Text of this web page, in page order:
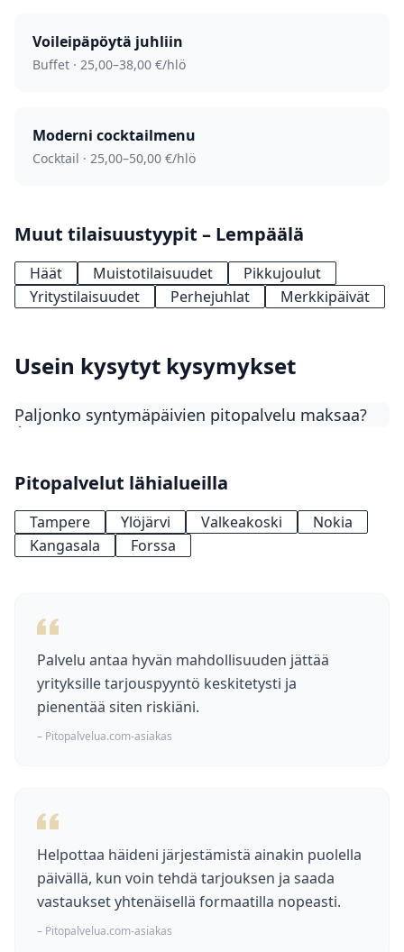
Voileipäpöytä juhliin
Buffet · 25,00–38,00 €/hlö
Moderni cocktail­menu
Cocktail · 25,00–50,00 €/hlö
Muut tilaisuustyypit – Lempäälä
Häät Muistotilaisuudet
Pikkujoulut
Yritystilaisuudet
Perhejuhlat Merkkipäivät
Usein kysytyt kysymykset
Paljonko syntymäpäivien pitopalvelu maksaa?
€/hlö, voileipäpöytä 25–38 €/hlö, juhlabuffet (3–4
ruokalajia) 35–55 €/hlö ja kokonaisuus
henkilökuntineen 45–65 €/hlö. Suurin osa
menuista osuu 35–55 €/hlö haarukaan.
Pitopalvelut lähialueilla
Tampere Ylöjärvi Valkeakoski
Nokia
Kangasala
Forssa
Palvelu antaa hyvän mahdollisuuden jättää
yrityksille tarjouspyyntö keskitetysti ja
pienentää siten riskiäni.
– Pitopalvelua.com-asiakas
Helpottaa häideni järjestämistä ainakin puolella
päivällä, kun voin tehdä tarjouksen ja saada
vastaukset yhtenäisellä formaatilla nopeasti.
– Pitopalvelua.com-asiakas